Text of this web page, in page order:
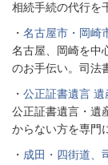
相続手続の代行を
・ 名古屋市・岡崎
名古屋、岡崎を中
のお手伝い。司法
・ 公正証書遺言
公正証書遺言・遺
からない方を専門
・ 成田・四街道、